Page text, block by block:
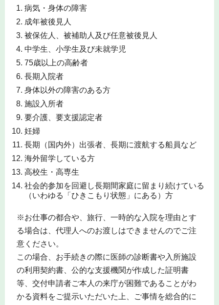
病気・身体の障害
成年被後見人
被保佐人、被補助人及び任意被後見人
中学生、小学生及び未就学児
75歳以上の高齢者
長期入院者
身体以外の障害のある方
施設入所者
要介護、要支援認定者
妊婦
長期（国内外）出張者、長期に渡航する船員など
海外留学している方
高校生・高専生
社会的参加を回避し長期間家庭に留まり続けている
（いわゆる「ひきこもり状態」にある）方
※お仕事の都合や、旅行、一時的な入院を理由とす
る場合は、代理人へのお渡しはできませんのでご注
意ください。
この場合、お手続きの際に医師の診断書や入所施設
の利用契約書、公的な支援機関が作成した証明書
等、交付申請者ご本人の来庁が困難であることがわ
かる資料をご提示いただいた上、ご事情を総合的に